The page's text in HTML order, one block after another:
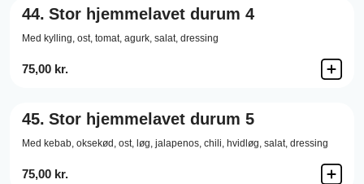
44. Stor hjemmelavet durum 4
Med kylling, ost, tomat, agurk, salat, dressing
75,00 kr.
45. Stor hjemmelavet durum 5
Med kebab, oksekød, ost, løg, jalapenos, chili, hvidløg, salat, dressing
75,00 kr.